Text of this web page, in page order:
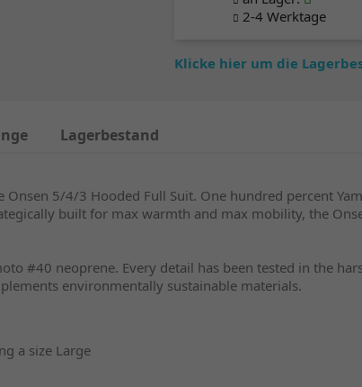
2-4 Werktage
Klicke hier um die
Lagerbestand
5/4/3 Hooded Full Suit. One hundred percent
built for max warmth and max mobility, the
#40 neoprene. Every detail has been tested in the
environmentally sustainable materials.
a size Large